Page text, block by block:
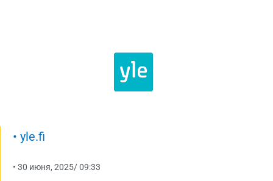
• yle.fi
• 30 июня, 2025/09:33